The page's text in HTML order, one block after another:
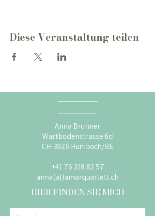
Diese Veranstaltung teilen
Anna Brunner
Wartbodenstrasse 6d
CH-3626 Hünibach/BE
+41 76 318 82 57
anna(at)amarquartett.ch
HIER FINDEN SIE MICH